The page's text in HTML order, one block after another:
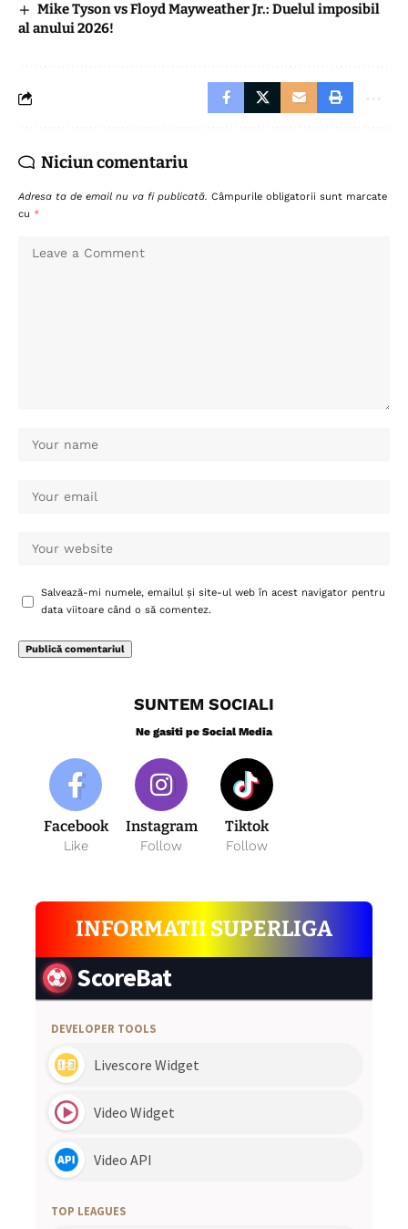
Mike Tyson vs Floyd Mayweather Jr.: Duelul imposibil
al anului 2026!
Niciun comentariu
Adresa ta de email nu va fi publicată. Câmpurile obligatorii sunt marcate
cu *
Salvează-mi numele, emailul și site-ul web în acest navigator pentru
data viitoare când o să comentez.
SUNTEM SOCIALI
Ne gasiti pe Social Media
Facebook
Like
Instagram
Follow
Tiktok
Follow
INFORMATII SUPERLIGA